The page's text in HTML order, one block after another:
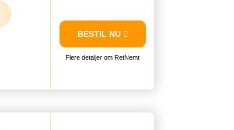
BESTIL NU
Flere detaljer om RetNemt